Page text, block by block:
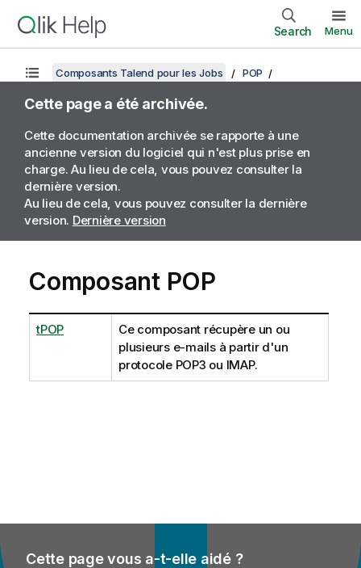
Search Menu
Composants Talend pour les Jobs POP
Cette page a été archivée.
Cette documentation archivée se rapporte à une
ancienne version du logiciel qui n'est plus prise en
charge. Au lieu de cela, vous pouvez consulter la
dernière version.
Au lieu de cela, vous pouvez consulter la dernière
version. Dernière version
Composant POP
tPOP
Ce composant récupère un ou
plusieurs e-mails à partir d'un
protocole POP3 ou IMAP.
Cette page vous a-t-elle aidé ?